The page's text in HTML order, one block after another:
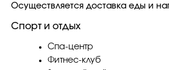
Осуществляется доставка еды и
Спорт и отдых
Спа-центр
Фитнес-клуб